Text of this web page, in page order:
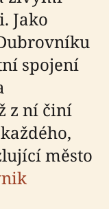
Jako
spojení
z ní činí
město